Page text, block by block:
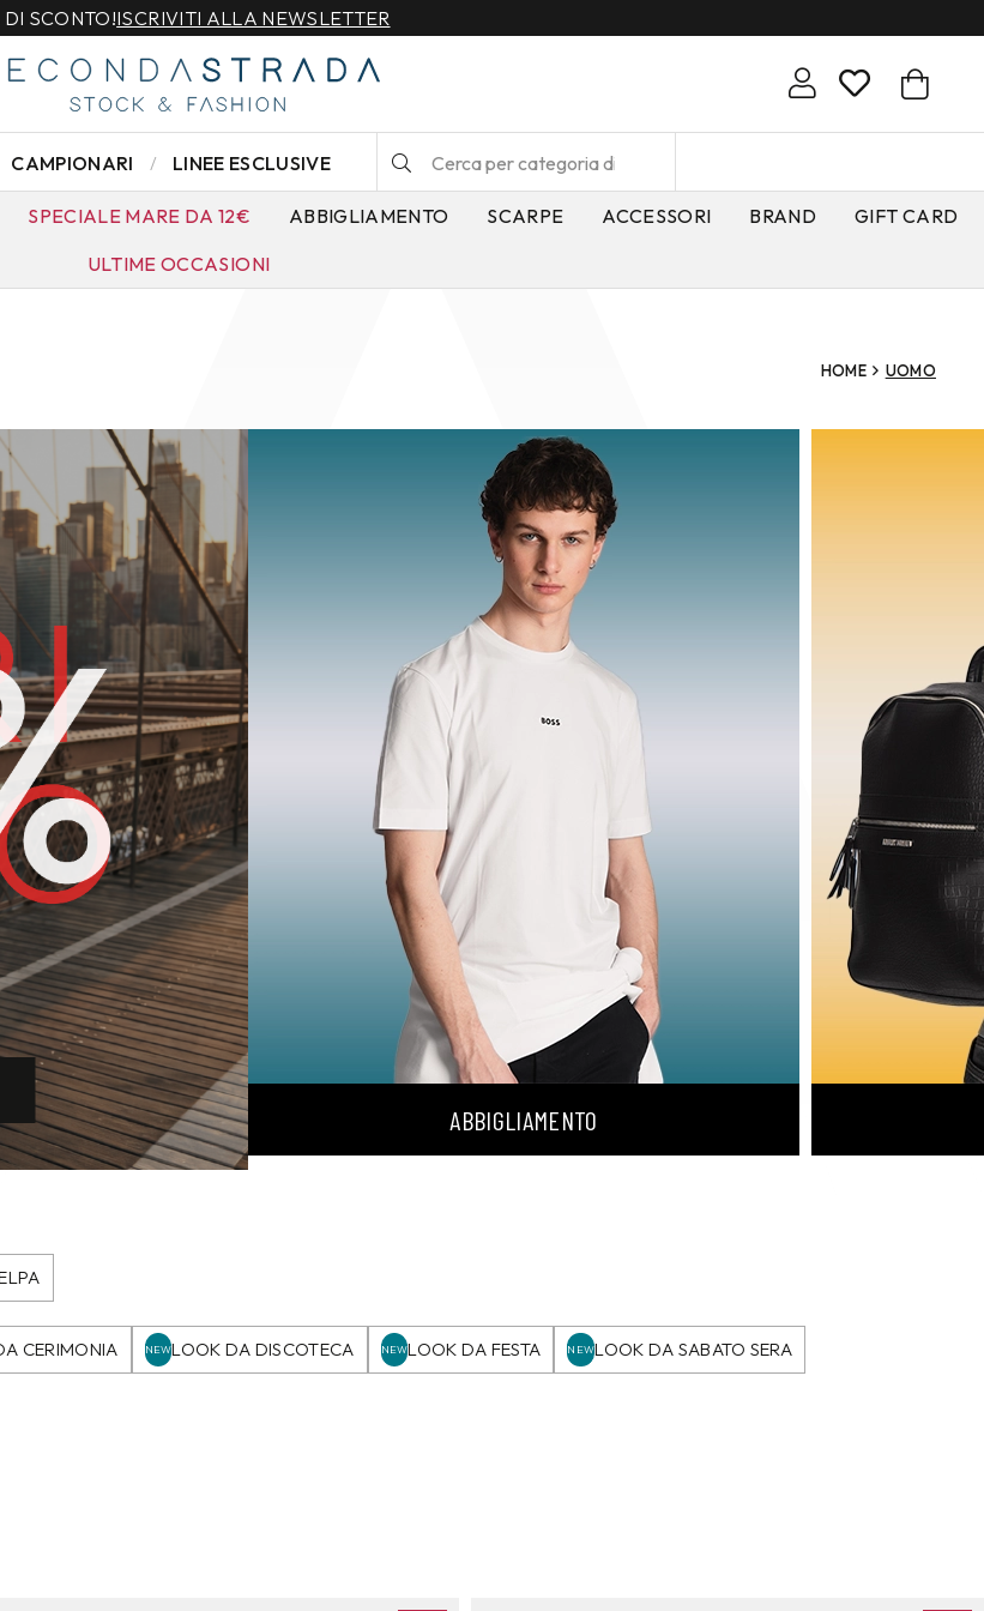
DI SCONTO!ISCRIVITI ALLA NEWSLETTER
SPECIALE MARE DA 12€ ABBIGLIAMENTO SCARPE ACCESSORI BRAND
GIFT CARD
ULTIME OCCASIONI
CAMPIONARI LINEE ESCLUSIVE
HOME UOMO
ABBIGLIAMENTO
CERIMONIA NEWLOOK DA DISCOTECA NEWLOOK DA FESTA NEWLOOK DA SABATO SERA